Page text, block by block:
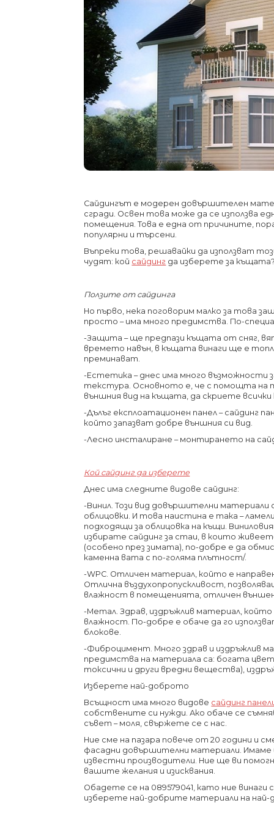
Сайдингът е модерен довършителен
сгради. Освен това може да се използва
помещения. Това е една от причините,
популярни и търсени.
Въпреки това, решавайки да използват
чудят: кой сайдинг да изберете за
Ползите от сайдинга
Но първо, нека поговорим малко за това
просто – има много предимства. По-
-Защита – ще предпази къщата от сняг,
времето навън, в къщата винаги ще е
преминават.
-Естетика – днес има много възможности
текстура. Основното е, че с помощта на
външния вид на къщата, да скриете
-Дълъг експлоатационен панел – сайдинг
който запазват добре външния си вид.
-Лесно инсталиране – монтирането на
Кой сайдинг да изберете
Днес има следните видове сайдинг:
-Винил. Този вид довършителни материали
облицовки. И това наистина е така –
подходящи за облицовка на къщи.
избирате сайдинг за стаи, в които
(особено през зимата), по-добре е да
каменна вата с по-голяма плътност/.
-WPC. Отличен материал, който е
Отлична въздухопропускливост,
влажност в помещенията, отличен
-Метал. Здрав, издръжлив материал, който
влажност. По-добре е обаче да го
блокове.
-Фиброцимент. Много здрав и издръжлив
предимства на материала са: богата
токсични и други вредни вещества),
Изберете най-доброто
Всъщност има много видове сайдинг
собствените си нужди. Ако обаче се
съвет – моля, свържете се с нас.
Ние сме на пазара повече от 20 години и
фасадни довършителни материали. Имаме
известни производители. Ние ще ви
вашите желания и изисквания.
Обадете се на 089579041, като ние винаги
изберете най-добрите материали на най-